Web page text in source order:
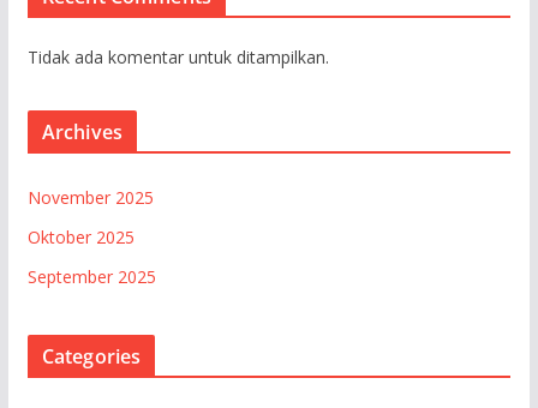
Tidak ada komentar untuk ditampilkan.
Archives
November 2025
Oktober 2025
September 2025
Categories